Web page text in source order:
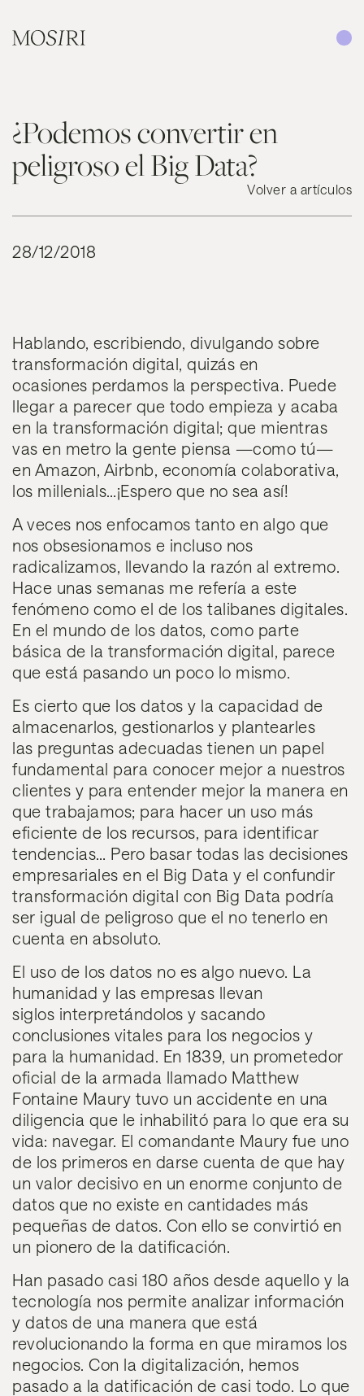
¿Podemos convertir en
peligroso el Big Data?
Volver a artículos
28/12/2018
Hablando, escribiendo, divulgando sobre
transformación digital, quizás en
ocasiones perdamos la perspectiva. Puede
llegar a parecer que todo empieza y acaba
en la transformación digital; que mientras
vas en metro la gente piensa —como tú—
en Amazon, Airbnb, economía colaborativa,
los millenials…¡Espero que no sea así!
A veces nos enfocamos tanto en algo que
nos obsesionamos e incluso nos
radicalizamos, llevando la razón al extremo.
Hace unas semanas me refería a este
fenómeno como el de los talibanes digitales.
En el mundo de los datos, como parte
básica de la transformación digital, parece
que está pasando un poco lo mismo.
Es cierto que los datos y la capacidad de
almacenarlos, gestionarlos y plantearles
las preguntas adecuadas tienen un papel
fundamental para conocer mejor a nuestros
clientes y para entender mejor la manera en
que trabajamos; para hacer un uso más
eficiente de los recursos, para identificar
tendencias… Pero basar todas las decisiones
empresariales en el Big Data y el confundir
transformación digital con Big Data podría
ser igual de peligroso que el no tenerlo en
cuenta en absoluto.
El uso de los datos no es algo nuevo. La
humanidad y las empresas llevan
siglos interpretándolos y sacando
conclusiones vitales para los negocios y
para la humanidad. En 1839, un prometedor
oficial de la armada llamado Matthew
Fontaine Maury tuvo un accidente en una
diligencia que le inhabilitó para lo que era su
vida: navegar. El comandante Maury fue uno
de los primeros en darse cuenta de que hay
un valor decisivo en un enorme conjunto de
datos que no existe en cantidades más
pequeñas de datos. Con ello se convirtió en
un pionero de la datificación.
Han pasado casi 180 años desde aquello y la
tecnología nos permite analizar información
y datos de una manera que está
revolucionando la forma en que miramos los
negocios. Con la digitalización, hemos
pasado a la datificación de casi todo. Lo que